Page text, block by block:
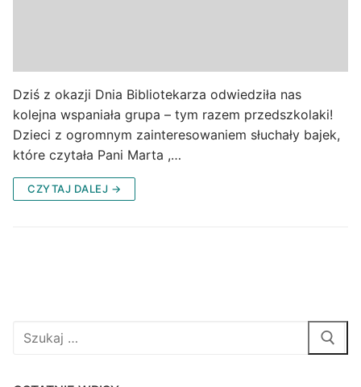
Dziś z okazji Dnia Bibliotekarza odwiedziła nas
kolejna wspaniała grupa – tym razem przedszkolaki!
Dzieci z ogromnym zainteresowaniem słuchały bajek,
które czytała Pani Marta ,…
CZYTAJ DALEJ →